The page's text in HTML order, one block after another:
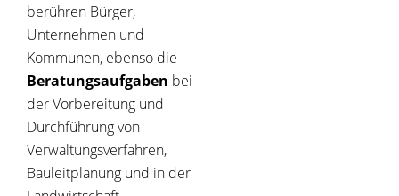
berühren Bürger,
Unternehmen und
Kommunen, ebenso die
Beratungsaufgaben bei
der Vorbereitung und
Durchführung von
Verwaltungsverfahren,
Bauleitplanung und in der